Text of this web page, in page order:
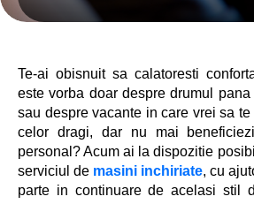
Te-ai obisnuit sa calatoresti
este vorba doar despre drumul
sau despre vacante in care vrei sa
celor dragi, dar nu mai
personal? Acum ai la dispozitie
serviciul de masini inchiriate, cu
parte in continuare de acelasi stil